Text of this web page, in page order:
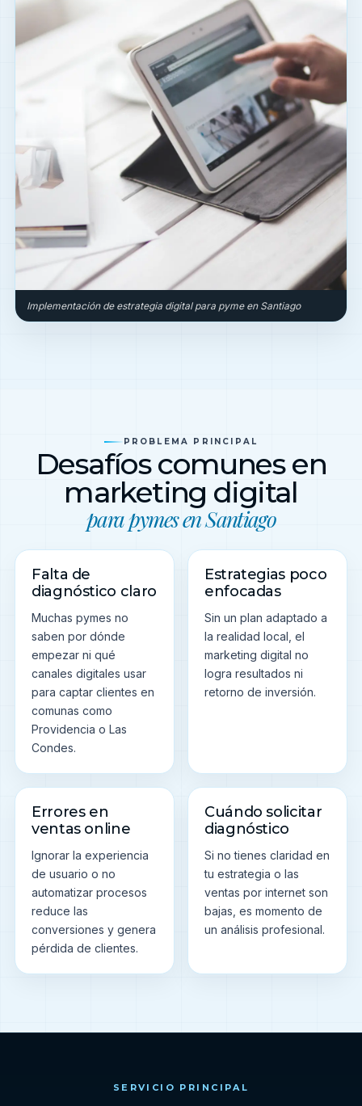
Implementación de estrategia digital para pyme en Santiago
PROBLEMA PRINCIPAL
Desafíos comunes en
marketing digital
para pymes en Santiago
Falta de
diagnóstico claro
Muchas pymes no
saben por dónde
empezar ni qué
canales digitales usar
para captar clientes en
comunas como
Providencia o Las
Condes.
Estrategias poco
enfocadas
Sin un plan adaptado a
la realidad local, el
marketing digital no
logra resultados ni
retorno de inversión.
Errores en
ventas online
Ignorar la experiencia
de usuario o no
automatizar procesos
reduce las
conversiones y genera
pérdida de clientes.
Cuándo solicitar
diagnóstico
Si no tienes claridad en
tu estrategia o las
ventas por internet son
bajas, es momento de
un análisis profesional.
SERVICIO PRINCIPAL